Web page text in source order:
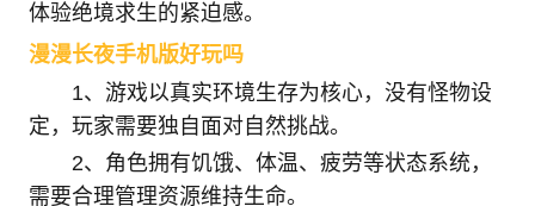
体验绝境求生的紧迫感。
漫漫长夜手机版好玩吗
1、游戏以真实环境生存为核心，没有怪物设
定，玩家需要独自面对自然挑战。
2、角色拥有饥饿、体温、疲劳等状态系统，
需要合理管理资源维持生命。